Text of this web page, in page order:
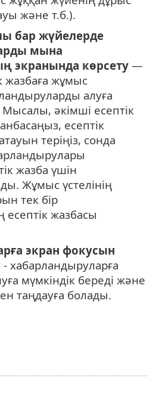
және т.б.).
бар жүйелерде
мына
экранында көрсету —
жазбаға жұмыс
алуға
Мысалы, әкімші есептік
есептік
теріңіз, сонда
жазба үшін
Жұмыс үстелінің
тек бір
жазбасы
экран фокусын
- хабарландыруларға
мүмкіндік береді және
таңдауға болады.